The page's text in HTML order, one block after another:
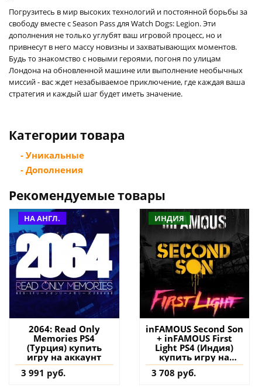
Погрузитесь в мир высоких технологий и постоянной борьбы за
свободу вместе с Season Pass для Watch Dogs: Legion. Эти
дополнения не только углубят ваш игровой процесс, но и
привнесут в него массу новизны и захватывающих моментов.
Будь то знакомство с новыми героями, погоня по улицам
Лондона на обновленной машине или выполнение необычных
миссий - вас ждет незабываемое приключение, где каждая ваша
стратегия и каждый шаг будет иметь значение.
Категории товара
- Уникальные
- Дополнения
Рекомендуемые товары
НА АНГЛ.
2064: Read Only
Memories PS4
(Турция) купить
игру на аккаунт
3 991 руб.
ИНДИЯ
inFAMOUS Second Son
+ inFAMOUS First
Light PS4 (Индия)
купить игру на
аккаунт
3 708 руб.